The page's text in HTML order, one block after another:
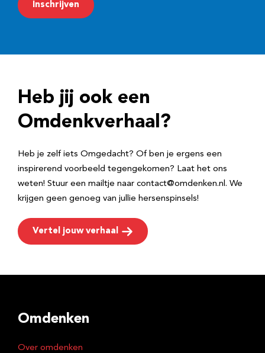
a
r
e
Inschrijven
Heb jij ook een
Omdenkverhaal?
Heb je zelf iets Omgedacht? Of ben je ergens een
inspirerend voorbeeld tegengekomen? Laat het ons
weten! Stuur een mailtje naar contact@omdenken.nl. We
krijgen geen genoeg van jullie hersenspinsels!
Vertel jouw verhaal
Omdenken
Over omdenken